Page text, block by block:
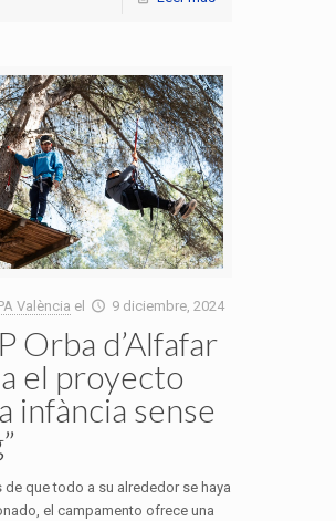
València el 9 diciembre, 2024
Orba d’Alfafar
el proyecto
infància sense
de que todo a su alrededor se haya
el campamento ofrece una